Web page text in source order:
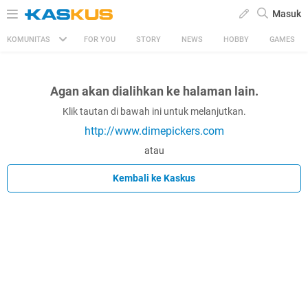
Masuk
KOMUNITAS FOR YOU STORY NEWS HOBBY GAMES
Agan akan dialihkan ke halaman lain.
Klik tautan di bawah ini untuk melanjutkan.
http://www.dimepickers.com
atau
Kembali ke Kaskus